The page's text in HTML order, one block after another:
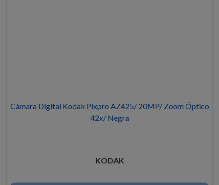
Cámara Digital Kodak Pixpro AZ425/ 20MP/ Zoom Óptico
42x/ Negra
KODAK